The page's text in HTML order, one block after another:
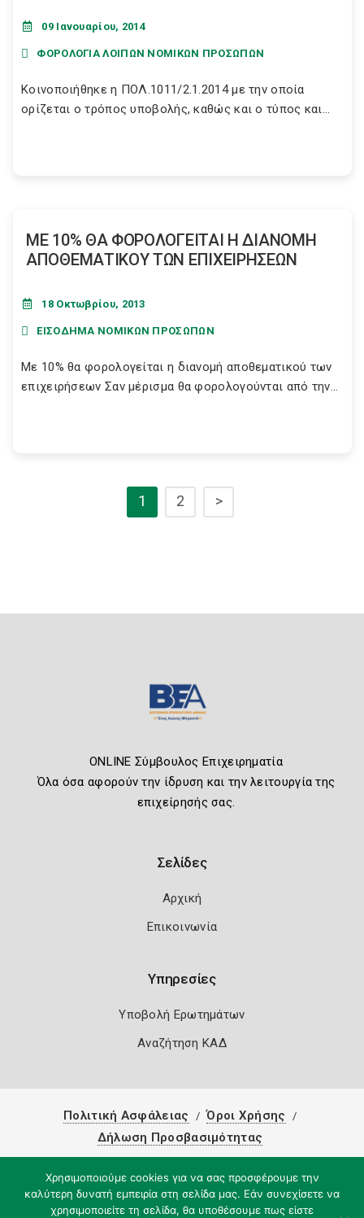
09 Ιανουαρίου, 2014
ΦΟΡΟΛΟΓΙΑ ΛΟΙΠΩΝ ΝΟΜΙΚΩΝ ΠΡΟΣΩΠΩΝ
Κοινοποιήθηκε η ΠΟΛ.1011/2.1.2014 με την οποία
ορίζεται ο τρόπος υποβολής, καθώς και ο τύπος και...
ΜΕ 10% ΘΑ ΦΟΡΟΛΟΓΕΙΤΑΙ Η ΔΙΑΝΟΜΗ
ΑΠΟΘΕΜΑΤΙΚΟΥ ΤΩΝ ΕΠΙΧΕΙΡΗΣΕΩΝ
18 Οκτωβρίου, 2013
ΕΙΣΟΔΗΜΑ ΝΟΜΙΚΩΝ ΠΡΟΣΩΠΩΝ
Με 10% θα φορολογείται η διανομή αποθεματικού των
επιχειρήσεων Σαν μέρισμα θα φορολογούνται από την...
1 2 >
ONLINE Σύμβουλος Επιχειρηματία
Όλα όσα αφορούν την ίδρυση και την λειτουργία της
επιχείρησής σας.
Σελίδες
Αρχική
Επικοινωνία
Υπηρεσίες
Υποβολή Ερωτημάτων
Αναζήτηση ΚΑΔ
Πολιτική Ασφάλειας
Όροι Χρήσης
Δήλωση Προσβασιμότητας
Χρησιμοποιούμε cookies για να σας προσφέρουμε την
καλύτερη δυνατή εμπειρία στη σελίδα μας. Εάν συνεχίσετε να
χρησιμοποιείτε τη σελίδα, θα υποθέσουμε πως είστε